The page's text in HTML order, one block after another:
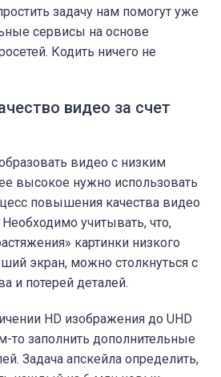
задачу нам помогут уже
сервисы на основе
Кодить ничего не
видео за счет
видео с низким
высокое нужно использовать
повышения качества видео
учитывать, что,
картинки низкого
экран, можно столкнуться с
и потерей деталей.
HD изображения до UHD
то заполнить дополнительные
Задача апскейла определить,